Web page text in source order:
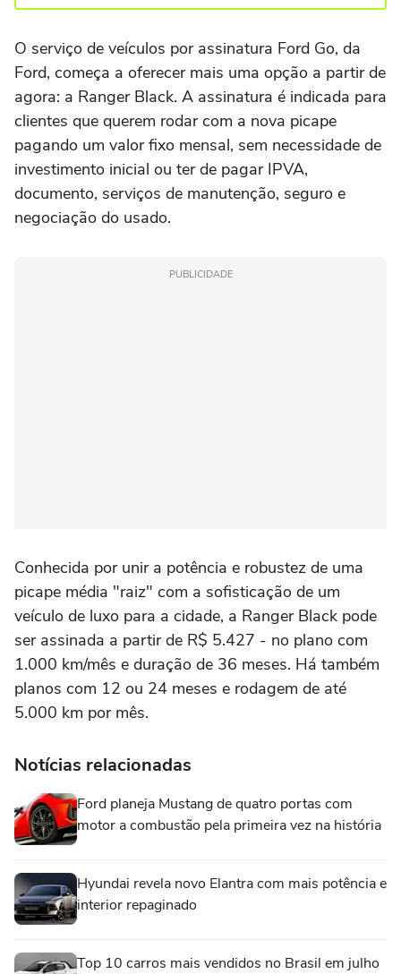
O serviço de veículos por assinatura Ford Go, da
Ford, começa a oferecer mais uma opção a partir de
agora: a Ranger Black. A assinatura é indicada para
clientes que querem rodar com a nova picape
pagando um valor fixo mensal, sem necessidade de
investimento inicial ou ter de pagar IPVA,
documento, serviços de manutenção, seguro e
negociação do usado.
PUBLICIDADE
Conhecida por unir a potência e robustez de uma
picape média "raiz" com a sofisticação de um
veículo de luxo para a cidade, a Ranger Black pode
ser assinada a partir de R$ 5.427 - no plano com
1.000 km/mês e duração de 36 meses. Há também
planos com 12 ou 24 meses e rodagem de até
5.000 km por mês.
Notícias relacionadas
Ford planeja Mustang de quatro portas com
motor a combustão pela primeira vez na história
Hyundai revela novo Elantra com mais potência e
interior repaginado
Top 10 carros mais vendidos no Brasil em julho